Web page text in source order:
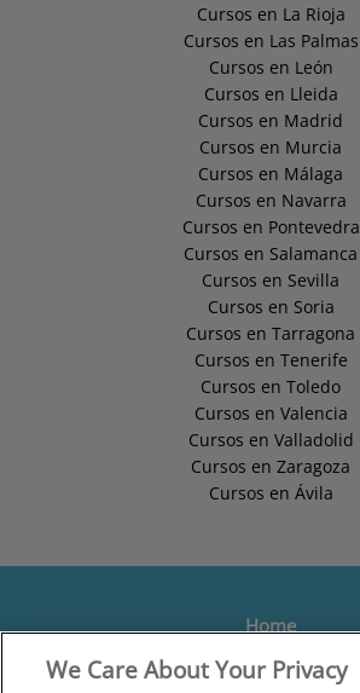
Cursos en La Rioja
Cursos en Las Palmas
Cursos en León
Cursos en Lleida
Cursos en Madrid
Cursos en Murcia
Cursos en Málaga
Cursos en Navarra
Cursos en Pontevedra
Cursos en Salamanca
Cursos en Sevilla
Cursos en Soria
Cursos en Tarragona
Cursos en Tenerife
Cursos en Toledo
Cursos en Valencia
Cursos en Valladolid
Cursos en Zaragoza
Cursos en Ávila
Home
Formación
We Care About Your Privacy